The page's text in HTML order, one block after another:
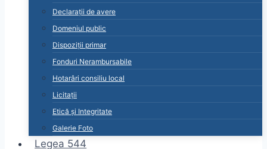
Declarații de avere
Domeniul public
Dispoziții primar
Fonduri Nerambursabile
Hotarâri consiliu local
Licitații
Etică și Integritate
Galerie Foto
Legea 544